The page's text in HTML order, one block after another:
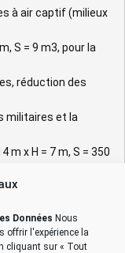
Données Nous
offrir l'expérience la
cliquant sur « Tout
à air captif (milieux
S = 9 m3, pour la
réduction des
militaires et la
m x H = 7 m, S = 350
PMA de
de hangar